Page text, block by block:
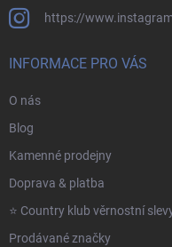
https://
INFORMACE PRO VÁS
O nás
Blog
Kamenné prodejny
Doprava & platba
⭐️ Country klub věrnostní
Prodávané značky